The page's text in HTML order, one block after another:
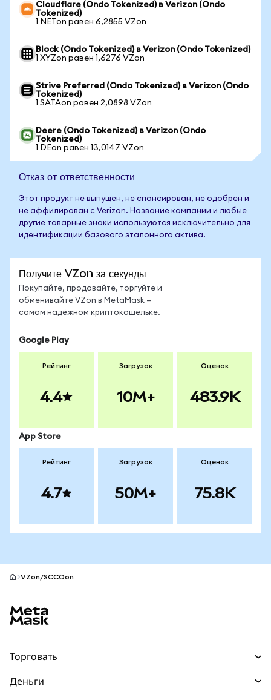
Cloudflare (Ondo Tokenized) в Verizon (Ondo
Tokenized)
1 NETon равен 6,2855 VZon
Block (Ondo Tokenized) в Verizon (Ondo Tokenized)
1 XYZon равен 1,6276 VZon
Strive Preferred (Ondo Tokenized) в Verizon (Ondo
Tokenized)
1 SATAon равен 2,0898 VZon
Deere (Ondo Tokenized) в Verizon (Ondo
Tokenized)
1 DEon равен 13,0147 VZon
Отказ от ответственности
Этот продукт не выпущен, не спонсирован, не одобрен и
не аффилирован с Verizon. Название компании и любые
другие товарные знаки используются исключительно для
идентификации базового эталонного актива.
Получите VZon за секунды
Покупайте, продавайте, торгуйте и
обменивайте VZon в MetaMask —
самом надёжном криптокошельке.
Google Play
Рейтинг
4.4
Загрузок
10M+
Оценок
483.9K
App Store
Рейтинг
4.7
Загрузок
50M+
Оценок
75.8K
VZon/SCCOon
Торговать
Деньги